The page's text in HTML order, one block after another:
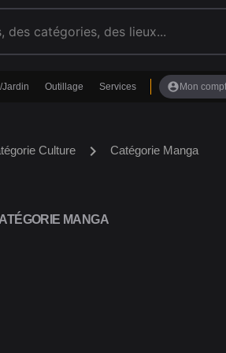
Jardin Outillage Services account_circle Mon
Culture chevron_right Catégorie Manga
MANGA